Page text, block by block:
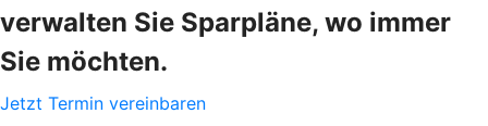
verwalten Sie Sparpläne, wo immer
Sie möchten.
Jetzt Termin vereinbaren